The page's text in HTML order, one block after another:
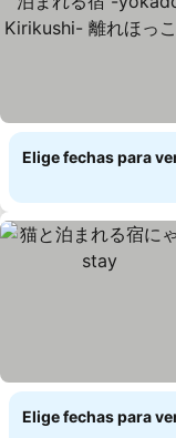
Elige fechas para
Elige fechas para